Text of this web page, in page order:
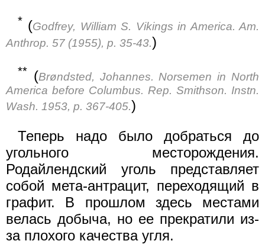
* (Godfrey, William S. Vikings in America. Am.
Anthrop. 57 (1955), p. 35-43.)
** (Brøndsted, Johannes. Norsemen in North
America before Columbus. Rep. Smithson. Instn.
Wash. 1953, p. 367-405.)
Теперь надо было добраться до
угольного месторождения.
Родайлендский уголь представляет
собой мета-антрацит, переходящий в
графит. В прошлом здесь местами
велась добыча, но ее прекратили из-
за плохого качества угля.